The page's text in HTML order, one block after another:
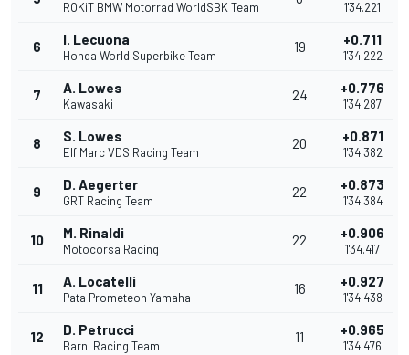
ROKiT BMW Motorrad WorldSBK Team 1'34.221
6 I. Lecuona
Honda World Superbike Team
19 +0.711
1'34.222
7 A. Lowes
Kawasaki
24 +0.776
1'34.287
8 S. Lowes
Elf Marc VDS Racing Team
20 +0.871
1'34.382
9 D. Aegerter
GRT Racing Team
22 +0.873
1'34.384
10 M. Rinaldi
Motocorsa Racing
22 +0.906
1'34.417
11 A. Locatelli
Pata Prometeon Yamaha
16 +0.927
1'34.438
12 D. Petrucci
Barni Racing Team
11 +0.965
1'34.476